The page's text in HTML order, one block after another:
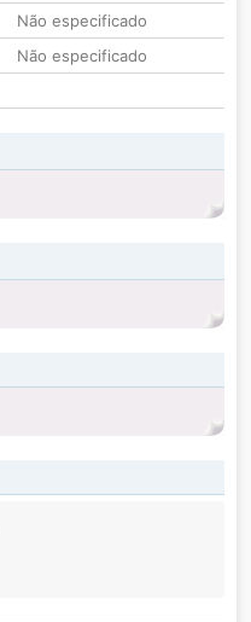
Não especificado
Não especificado